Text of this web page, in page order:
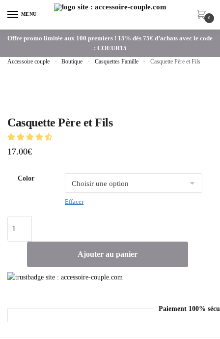
MENU
0
Offre promo limitée aux 100 premiers ! 15% dès 75€ d’achats avec le code
: COEUR15
Accessoire couple » Boutique » Casquettes Famille » Casquette Père et Fils
Casquette Père et Fils
17.00€
Color
Effacer
Ajouter au panier
Paiement 100%